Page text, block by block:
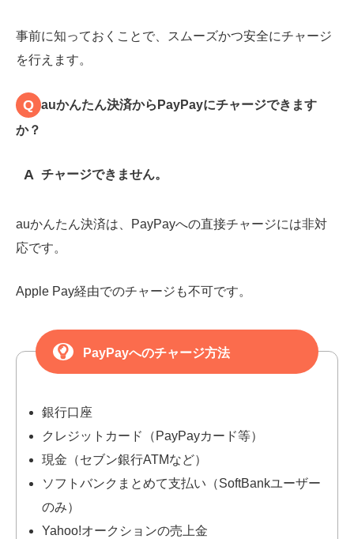
事前に知っておくことで、スムーズかつ安全にチャージ
を行えます。
Q auかんたん決済からPayPayにチャージできます
か？
A チャージできません。
auかんたん決済は、PayPayへの直接チャージには非対
応です。
Apple Pay経由でのチャージも不可です。
PayPayへのチャージ方法
銀行口座
クレジットカード（PayPayカード等）
現金（セブン銀行ATMなど）
ソフトバンクまとめて支払い（SoftBankユーザー
のみ）
Yahoo!オークションの売上金